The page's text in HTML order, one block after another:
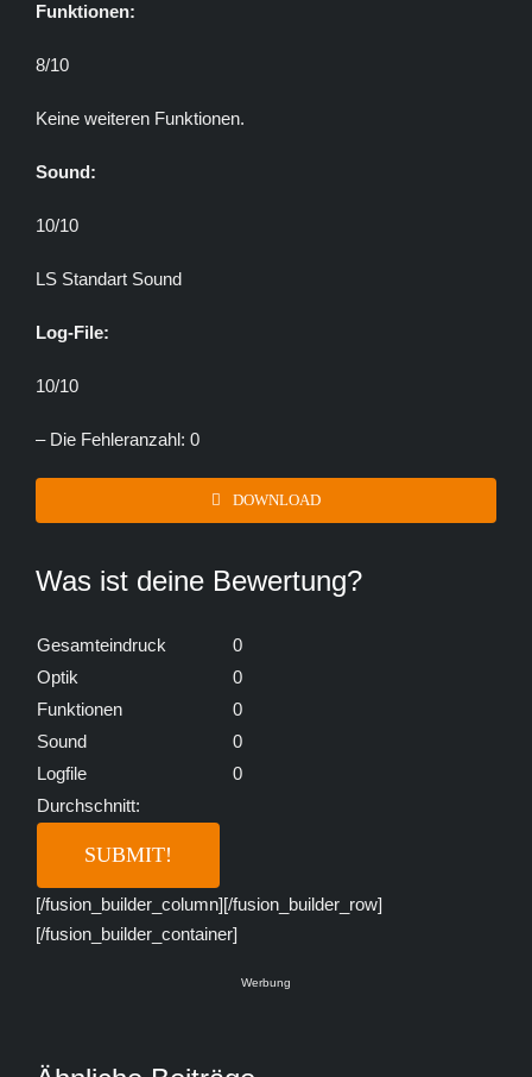
Funktionen:
8/10
Keine weiteren Funktionen.
Sound:
10/10
LS Standart Sound
Log-File:
10/10
– Die Fehleranzahl: 0
DOWNLOAD
Was ist deine Bewertung?
Gesamteindruck
0
Optik
0
Funktionen
0
Sound
0
Logfile
0
Durchschnitt:
[/fusion_builder_column][/fusion_builder_row]
[/fusion_builder_container]
Werbung